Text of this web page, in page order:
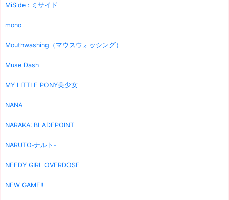
MiSide : ミサイド
mono
Mouthwashing（マウスウォッシング）
Muse Dash
MY LITTLE PONY美少女
NANA
NARAKA: BLADEPOINT
NARUTO‐ナルト‐
NEEDY GIRL OVERDOSE
NEW GAME!!